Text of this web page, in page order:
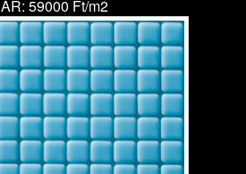
ÁR: 59000 Ft/m2